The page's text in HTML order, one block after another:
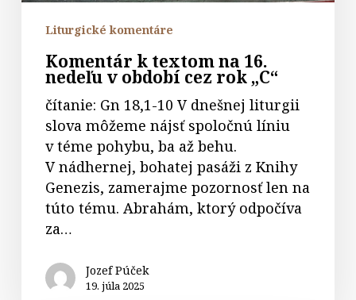
Liturgické komentáre
Komentár k textom na 16.
nedeľu v období cez rok „C“
čítanie: Gn 18,1-10 V dnešnej liturgii
slova môžeme nájsť spoločnú líniu
v téme pohybu, ba až behu.
V nádhernej, bohatej pasáži z Knihy
Genezis, zamerajme pozornosť len na
túto tému. Abrahám, ktorý odpočíva
za…
Jozef Púček
19. júla 2025